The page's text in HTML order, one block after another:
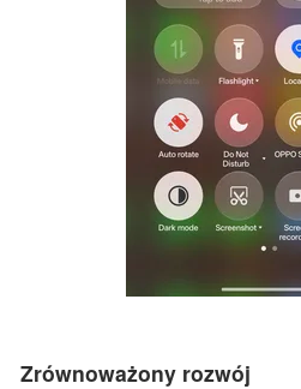
Zrównoważony rozwój